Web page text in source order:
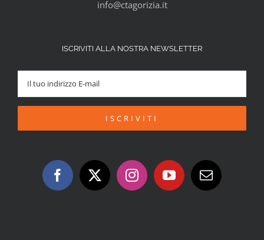
info@ctagorizia.it
ISCRIVITI ALLA NOSTRA NEWSLETTER